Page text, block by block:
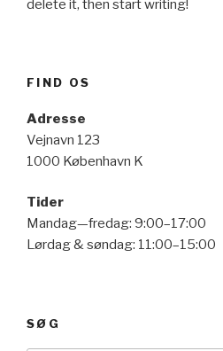
delete it, then start writing!
FIND OS
Adresse
Vejnavn 123
1000 København K
Tider
Mandag—fredag: 9:00–17:00
Lørdag & søndag: 11:00–15:00
SØG